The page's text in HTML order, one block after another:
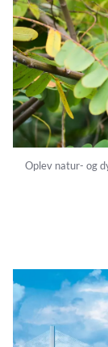
Oplev natur- og